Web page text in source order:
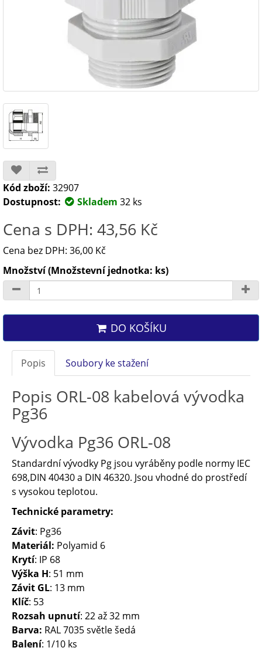
Kód zboží: 32907
Dostupnost:
Skladem 32 ks
Cena s DPH: 43,56 Kč
Cena bez DPH: 36,00 Kč
Množství (Množstevní jednotka: ks)
DO KOŠÍKU
Popis Soubory ke stažení
Popis ORL-08 kabelová vývodka
Pg36
Vývodka Pg36 ORL-08
Standardní vývodky Pg jsou vyráběny podle normy IEC
698,DIN 40430 a DIN 46320. Jsou vhodné do prostředí
s vysokou teplotou.
Technické parametry:
Závit: Pg36
Materiál: Polyamid 6
Krytí: IP 68
Výška H: 51 mm
Závit GL: 13 mm
Klíč: 53
Rozsah upnutí: 22 až 32 mm
Barva: RAL 7035 světle šedá
Balení: 1/10 ks